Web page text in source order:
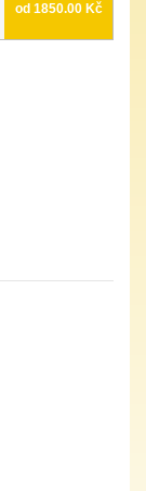
od 1850.00 Kč